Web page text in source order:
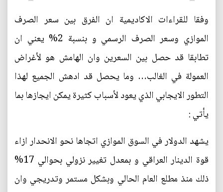
وفقا للقراءات الاكاديمية ان الفرق بين سعر الصرف
الموازي وسعر الصرف الرسمي و بنسبة 2% يعني ان
تطابقا قد حصل بين السعرين وان الهامش هو لأغراض
العمولة في الغالب… وما يحصل قد ادهش الجميع لهذا
التطور الايجابي الذي يعود لأسباب كثيرة يمكن ايجازها بما
يأتي :
يشهد الدولار في السوق الموازي اتجاها نحو الانحدار ازاء
قوة الدينار العراقي و بمعدل تغيير نزولي بحوالي 17%
ذلك منذ مطلع العام الحالي وبشكل مستمر وتدريجي وان